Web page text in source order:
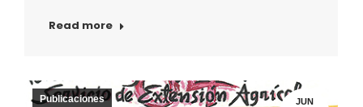
Read more
JUN
Publicaciones